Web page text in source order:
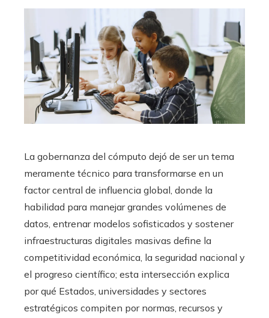
La gobernanza del cómputo dejó de ser un tema
meramente técnico para transformarse en un
factor central de influencia global, donde la
habilidad para manejar grandes volúmenes de
datos, entrenar modelos sofisticados y sostener
infraestructuras digitales masivas define la
competitividad económica, la seguridad nacional y
el progreso científico; esta intersección explica
por qué Estados, universidades y sectores
estratégicos compiten por normas, recursos y